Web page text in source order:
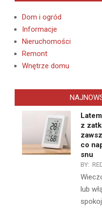
Dom i ogród
Informacje
Nieruchomości
Remont
Wnętrze domu
z
co
snu
BY:
lub